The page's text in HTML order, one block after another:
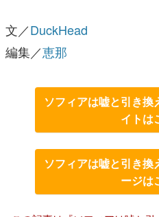
文／DuckHead
編集／恵那
ソフィアは嘘と引き
イトは
ソフィアは嘘と引き
ージは